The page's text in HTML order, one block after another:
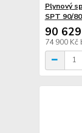
Plynový
SPT 90/
90
74 900 Kč